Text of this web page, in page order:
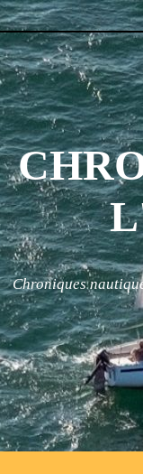
Skip to content
Chroniques